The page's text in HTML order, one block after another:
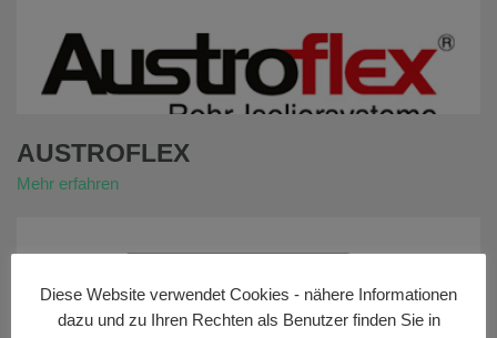
AUSTROFLEX
Mehr erfahren
Diese Website verwendet Cookies - nähere Informationen
dazu und zu Ihren Rechten als Benutzer finden Sie in